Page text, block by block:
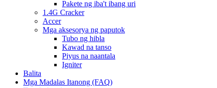
Pakete ng iba't ibang uri
1.4G Cracker
Accer
Mga aksesorya ng paputok
Tubo ng hibla
Kawad na tanso
Piyus na naantala
Igniter
Balita
Mga Madalas Itanong (FAQ)